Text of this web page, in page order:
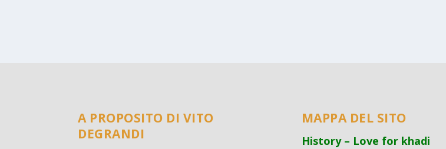
A PROPOSITO DI VITO
DEGRANDI
MAPPA DEL SITO
History – Love for khadi